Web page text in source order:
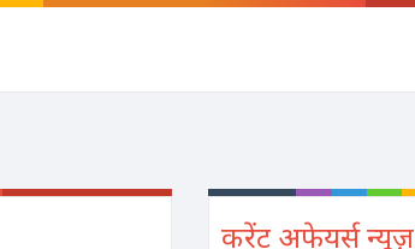
करेंट अफेयर्स न्यूज़